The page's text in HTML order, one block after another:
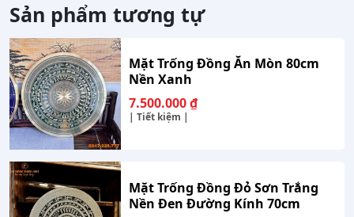
Sản phẩm tương tự
Mặt Trống Đồng Ăn Mòn 80cm
Nền Xanh
7.500.000₫
| Tiết kiệm |
Mặt Trống Đồng Đỏ Sơn Trắng
Nền Đen Đường Kính 70cm